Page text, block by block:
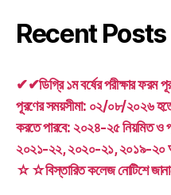
Recent Posts
✔✔ডিগ্রি ১ম বর্ষের পরীক্ষার
পূরণের সময়সীমা: ০২/০৮/২০২৬
করতে পারবে: ২০২৪-২৫ নিয়মিত
২০২১-২২, ২০২০-২১, ২০১৯-২০
☆☆বিস্তারিত কলেজ নোটিশে